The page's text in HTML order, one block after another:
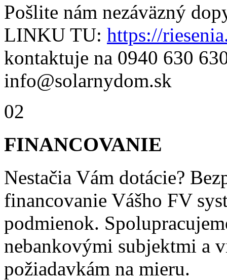
Pošlite nám nezáväzný
LINKU TU: https://
kontaktuje na 0940 630
info@solarnydom.sk
02
FINANCOVANIE
Nestačia Vám dotácie?
financovanie Vášho FV
podmienok.
nebankovými subjektmi a
požiadavkám na mieru.